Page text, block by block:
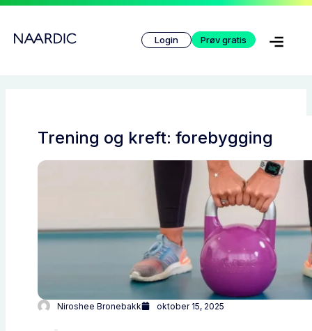
Hopp
Login Prøv gratis
Trening og kreft: forebygging
Niroshee Bronebakk oktober 15, 2025